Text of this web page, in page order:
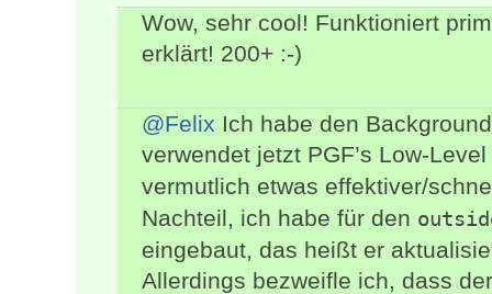
Wow, sehr cool! Funktioniert
erklärt! 200+ :-)
@Felix Ich habe den
verwendet jetzt PGF’s Low-Level
vermutlich etwas effektiver/
Nachteil, ich habe für den
eingebaut, das heißt er
Allerdings bezweifle ich, dass